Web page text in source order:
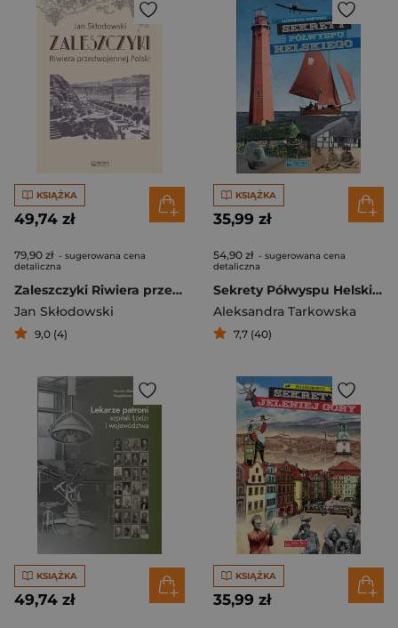
KSIĄŻKA
49,74 zł
79,90 zł - sugerowana cena
detaliczna
Zaleszczyki Riwiera przedwojennej Polski
Jan Skłodowski
9,0 (4)
KSIĄŻKA
35,99 zł
54,90 zł - sugerowana cena
detaliczna
Sekrety Półwyspu Helskiego
Aleksandra Tarkowska
7,7 (40)
KSIĄŻKA
49,74 zł
KSIĄŻKA
35,99 zł